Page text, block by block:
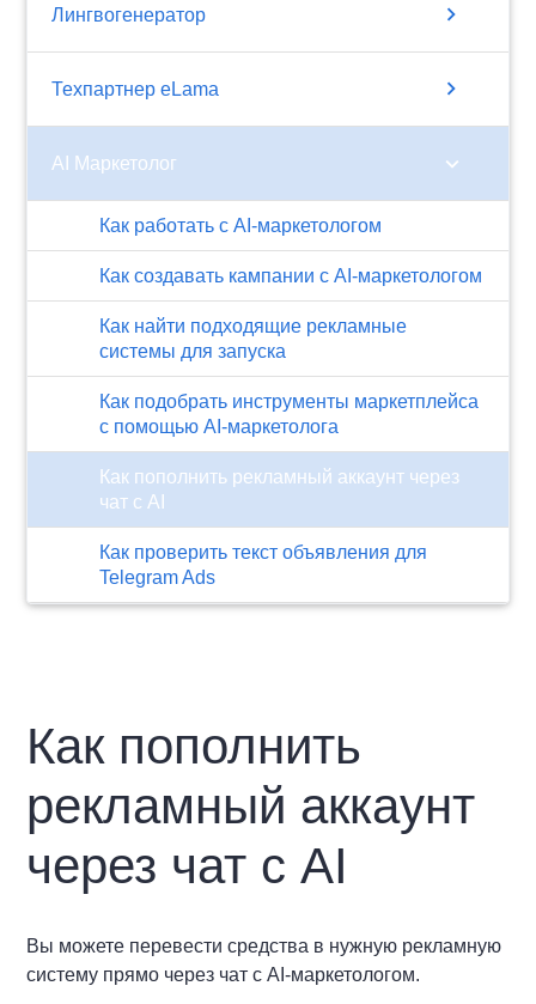
Лингвогенератор chevron_right
Техпартнер eLama chevron_right
AI Маркетолог chevron_right
Как работать с AI-маркетологом
Как создавать кампании с AI-маркетологом
Как найти подходящие рекламные
системы для запуска
Как подобрать инструменты маркетплейса
с помощью AI-маркетолога
Как пополнить рекламный аккаунт через
чат с AI
Как проверить текст объявления для
Telegram Ads
Как пополнить
рекламный аккаунт
через чат с AI
Вы можете перевести средства в нужную рекламную
систему прямо через чат с AI-маркетологом.